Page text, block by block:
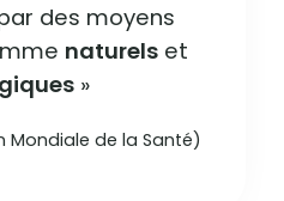
des moyens
naturelset
»
Mondiale de la Santé)